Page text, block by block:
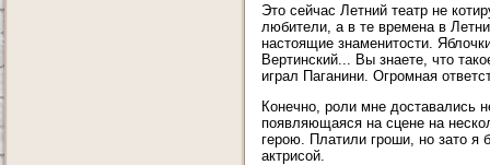
Это сейчас Летний театр не
любители, а в те времена в
настоящие знаменитости.
Вертинский... Вы знаете, что
играл Паганини. Огромная
Конечно, роли мне доставались
появляющаяся на сцене на
герою. Платили гроши, но зато
актрисой.